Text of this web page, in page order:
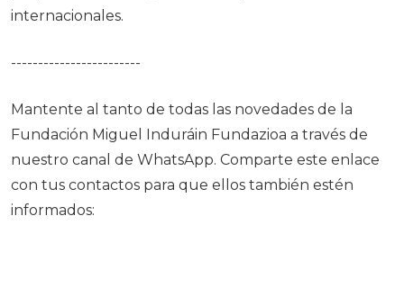
internacionales.
------------------------
Mantente al tanto de todas las novedades de la
Fundación Miguel Induráin Fundazioa a través de
nuestro canal de WhatsApp. Comparte este enlace
con tus contactos para que ellos también estén
informados: